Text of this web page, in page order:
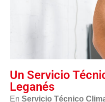
Un Servicio
Leganés
En Servicio Técnico